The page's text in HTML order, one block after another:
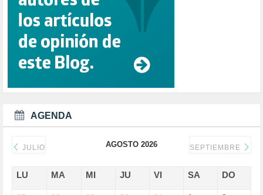
CORONAVIRUS (155)
CORRUPCIÓN (215)
CULTURA (704)
DANA (78)
DD.HH. (1)
DEMOCRACIA (1)
DEMOCRAIA (1)
DEPORTES (2)
DERECHOS SOCIALES (739)
DONALD TRUMP (81)
EDGAR MORIN (1)
AGENDA
JULIO AGOSTO 2026 SEPTIEMBRE
LU MA MI JU VI SA DO